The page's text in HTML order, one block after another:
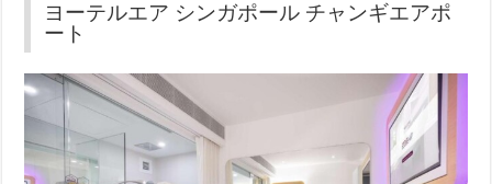
ヨーテルエア シンガポール チャンギエアポ
ート